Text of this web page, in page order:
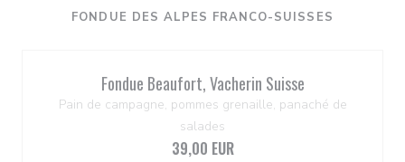
FONDUE DES ALPES FRANCO-SUISSES
Fondue Beaufort, Vacherin Suisse
Pain de campagne, pommes grenaille, panaché de
salades
39,00 EUR